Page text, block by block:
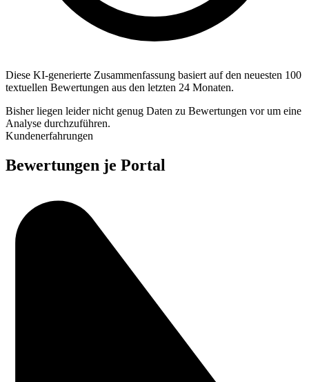
Diese KI-generierte Zusammenfassung basiert auf den neuesten 100
textuellen Bewertungen aus den letzten 24 Monaten.
Bisher liegen leider nicht genug Daten zu Bewertungen vor um eine
Analyse durchzuführen.
Kundenerfahrungen
Bewertungen je Portal